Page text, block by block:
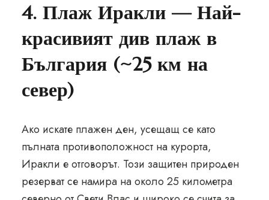
4. Плаж Иракли — Най-
красивият див плаж в
България (~25 км на
север)
Ако искате плажен ден, усещащ се като
пълната противоположност на курорта,
Иракли е отговорът. Този защитен природен
резерват се намира на около 25 километра